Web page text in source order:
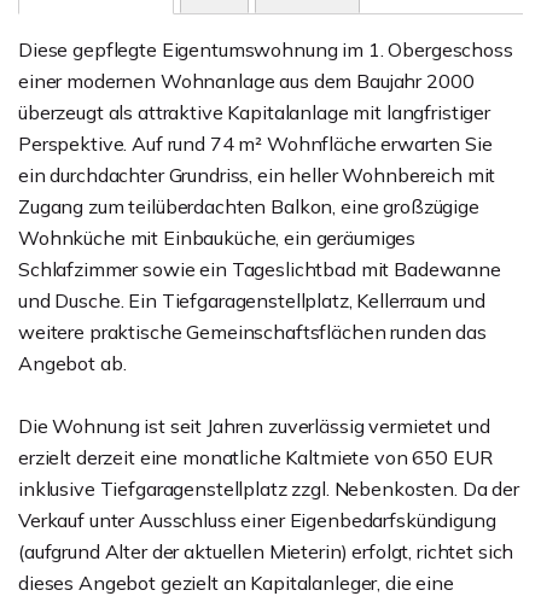
Diese gepflegte Eigentumswohnung im 1. Obergeschoss
einer modernen Wohnanlage aus dem Baujahr 2000
überzeugt als attraktive Kapitalanlage mit langfristiger
Perspektive. Auf rund 74 m² Wohnfläche erwarten Sie
ein durchdachter Grundriss, ein heller Wohnbereich mit
Zugang zum teilüberdachten Balkon, eine großzügige
Wohnküche mit Einbauküche, ein geräumiges
Schlafzimmer sowie ein Tageslichtbad mit Badewanne
und Dusche. Ein Tiefgaragenstellplatz, Kellerraum und
weitere praktische Gemeinschaftsflächen runden das
Angebot ab.
Die Wohnung ist seit Jahren zuverlässig vermietet und
erzielt derzeit eine monatliche Kaltmiete von 650 EUR
inklusive Tiefgaragenstellplatz zzgl. Nebenkosten. Da der
Verkauf unter Ausschluss einer Eigenbedarfskündigung
(aufgrund Alter der aktuellen Mieterin) erfolgt, richtet sich
dieses Angebot gezielt an Kapitalanleger, die eine